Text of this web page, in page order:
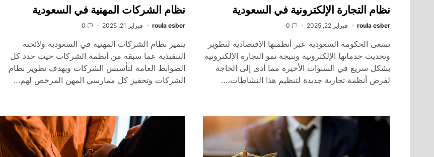
نظام التجارة الإلكترونية في السعودية
roula esber فبراير 22, 2025 0
تسعى الحكومة السعودية عبر أنظمتها الاقتصادية لتطوير
وتحديث خدماتها الإلكترونية ونتيجة نمو التجارة الإلكترونية
بشكل سريع في السنوات الأخيرة مما أدى إلى الحاجة
لفرض أنظمة تجارية جديدة لتنظيم هذا النشاطات،…
نظام الشركات المهنية في السعودية
roula esber فبراير 21, 2025 0
يتميز نظام الشركات المهنية في السعودية ولائحته
التنفيذية عما سبقه من أنظمة الشركات حيث حدد كل
الضوابط العامة لتأسيس الشركات وبهدف تطوير نظام
الشركات وتحفيز كل ممارسي المهن المرخص لهم…